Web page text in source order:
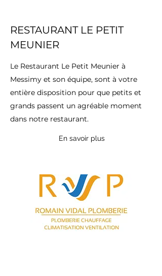
RESTAURANT LE PETIT
MEUNIER
Le Restaurant Le Petit Meunier à
Messimy et son équipe, sont à votre
entière disposition pour que petits et
grands passent un agréable moment
dans notre restaurant.
En savoir plus